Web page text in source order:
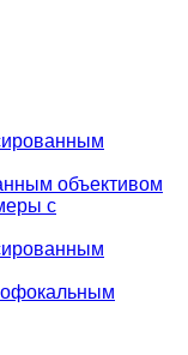
объективом
с